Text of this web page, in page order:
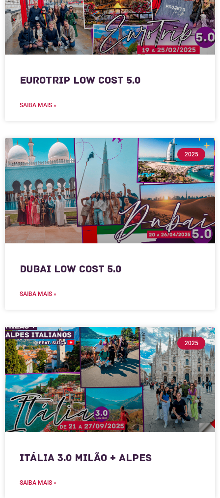
Eurotrip Low Cost 5.0
SAIBA MAIS »
2025
Dubai Low Cost 5.0
SAIBA MAIS »
2025
Itália 3.0 Milão + Alpes
SAIBA MAIS »